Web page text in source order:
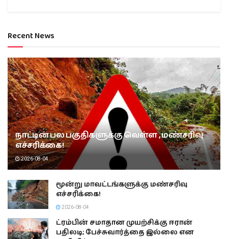
Recent News
நாட்டின் பல பகுதிகளுக்கு வெள்ள , மண்சரிவு
எச்சரிக்கை!
2026-08-04
மூன்று மாவட்டங்களுக்கு மண்சரிவு
எச்சரிக்கை!
2026-08-04
ட்ரம்பின் சமாதான முயற்சிக்கு ஈரான்
பதிலடி; பேச்சுவார்த்தை இல்லை என